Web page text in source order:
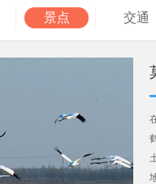
景点 交通